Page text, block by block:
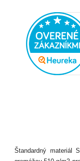
Štandardný materiál